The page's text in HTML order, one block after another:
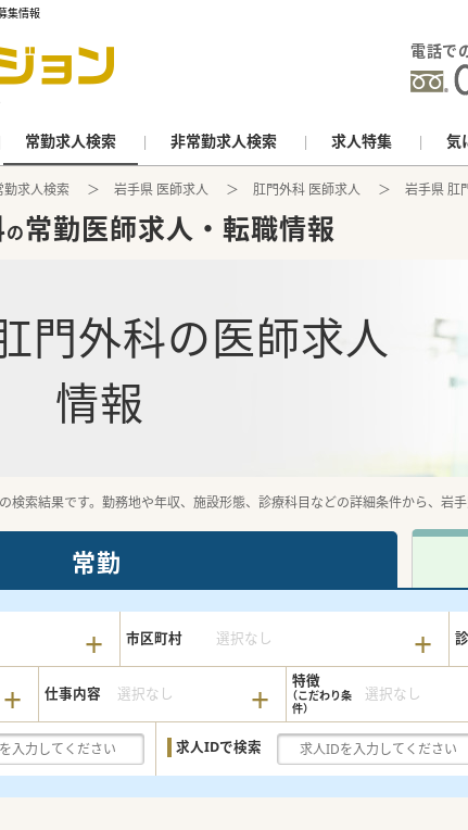
集情報
電話で
常勤求人検索 非常勤求人検索 求人特集 気
勤求人検索 岩手県 医師求人 肛門外科 医師求人 岩手県 肛
の常勤医師求人・転職情報
門外科の医師求人
情報
検索結果です。勤務地や年収、施設形態、診療科目などの詳細条件から、岩
常勤
市区町村 選択なし
仕事内容 選択なし
特徴
選択なし
求人IDで検索